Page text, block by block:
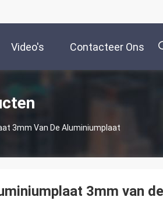
Video's Contacteer Ons
3mm Van De Aluminiumplaat
3mm van